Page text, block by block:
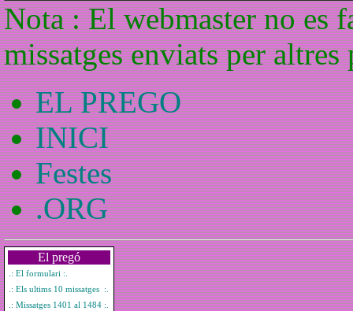
Nota : El webmaster no es
missatges enviats per altres
EL PREGO
INICI
Festes
.ORG
El pregó
.: El formulari :.
.: Els ultims 10 missatges :.
.: Missatges 1401 al 1484 :.